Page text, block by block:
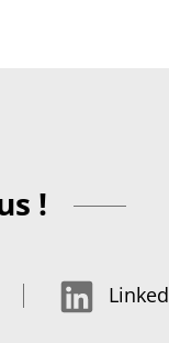
!